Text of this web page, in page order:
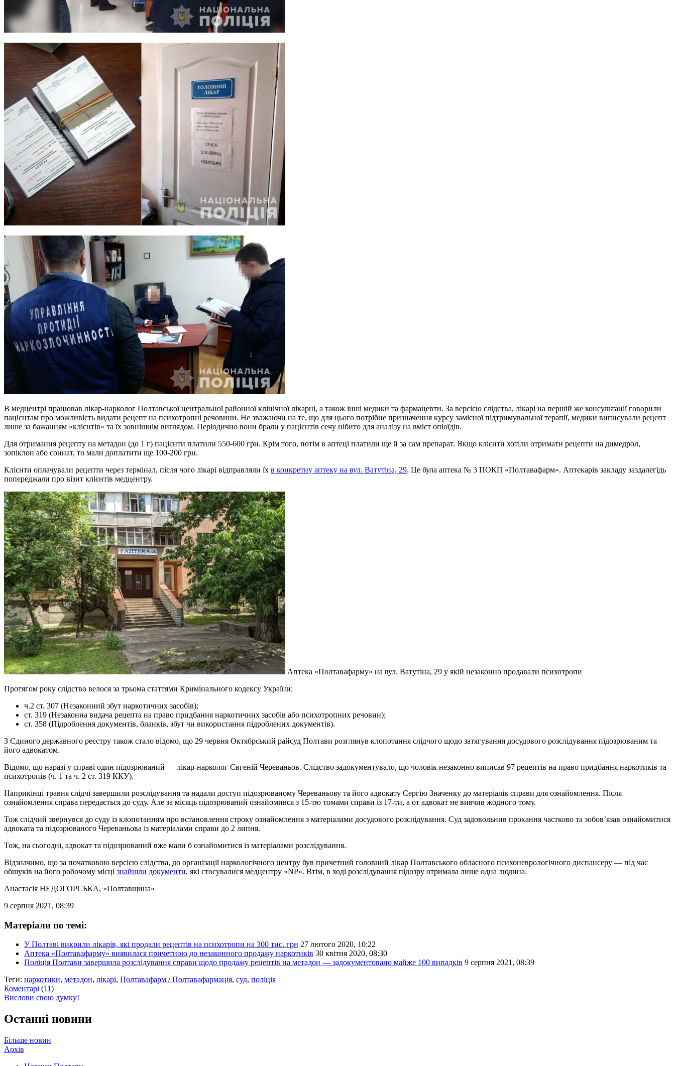
В медцентрі працював лікар-нарколог Полтавської центральної районної клінічної лікарні, а також інші медики та фармацевти. За версією слідства, лікарі на першій же консультації говорили
пацієнтам про можливість видати рецепт на психотропні речовини. Не зважаючи на те, що для цього потрібне призначення курсу замісної підтримувальної терапії, медики виписували рецепт
лише за бажанням «клієнтів» та їх зовнішнім виглядом. Періодично вони брали у пацієнтів сечу нібито для аналізу на вміст опіоїдів.
Для отримання рецепту на метадон (до 1 г) пацієнти платили 550-600 грн. Крім того, потім в аптеці платили ще й за сам препарат. Якщо клієнти хотіли отримати рецепти на димедрол,
зопіклон або соннат, то мали доплатити ще 100-200 грн.
Клієнти оплачували рецепти через термінал, після чого лікарі відправляли їх в конкретну аптеку на вул. Ватутіна, 29. Це була аптека № 3 ПОКП «Полтавафарм». Аптекарів закладу заздалегідь
попереджали про візит клієнтів медцентру.
Аптека «Полтавафарму» на вул. Ватутіна, 29 у якій незаконно продавали психотропи
Протягом року слідство велося за трьома статтями Кримінального кодексу України:
ч.2 ст. 307 (Незаконний збут наркотичних засобів);
ст. 319 (Незаконна видача рецепта на право придбання наркотичних засобів або психотропних речовин);
ст. 358 (Підроблення документів, бланків, збут чи використання підроблених документів).
З Єдиного державного реєстру також стало відомо, що 29 червня Октябрський райсуд Полтави розглянув клопотання слідчого щодо затягування досудового розслідування підозрюваним та
його адвокатом.
Відомо, що наразі у справі один підозрюваний — лікар-нарколог Євгеній Череваньов. Слідство задокументувало, що чоловік незаконно виписав 97 рецептів на право придбання наркотиків та
психотропів (ч. 1 та ч. 2 ст. 319 ККУ).
Наприкінці травня слідчі завершили розслідування та надали доступ підозрюваному Череваньову та його адвокату Сергію Значенку до матеріалів справи для ознайомлення. Після
ознайомлення справа передається до суду. Але за місяць підозрюваний ознайомився з 15-тю томами справи із 17-ти, а от адвокат не вивчив жодного тому.
Тож слідчий звернувся до суду із клопотанням про встановлення строку ознайомлення з матеріалами досудового розслідування. Суд задовольнив прохання частково та зобов’язав ознайомитися
адвоката та підозрюваного Череваньова із матеріалами справи до 2 липня.
Тож, на сьогодні, адвокат та підозрюваний вже мали б ознайомитися із матеріалами розслідування.
Відзначимо, що за початковою версією слідства, до організації наркологічного центру був причетний головний лікар Полтавського обласного психоневрологічного диспансеру — під час
обшуків на його робочому місці знайшли документи, які стосувалися медцентру «NP». Втім, в ході розслідування підозру отримала лише одна людина.
Анастасія НЕДОГОРСЬКА, «Полтавщина»
9 серпня 2021, 08:39
Матеріали по темі:
У Полтаві викрили лікарів, які продали рецептів на психотропи на 300 тис. грн 27 лютого 2020, 10:22
Аптека «Полтавафарму» виявилася причетною до незаконного продажу наркотиків 30 квітня 2020, 08:30
Поліція Полтави завершила розслідування справи щодо продажу рецептів на метадон — задокументовано майже 100 випадків 9 серпня 2021, 08:39
Теги: наркотики, метадон, лікарі, Полтавафарм / Полтавафармація, суд, поліція
Коментарі (11)
Вислови свою думку!
Останні новини
Більше новин
Архів